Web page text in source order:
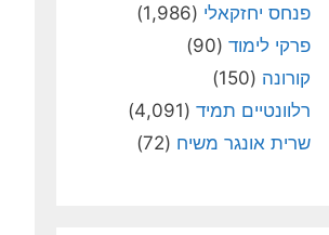
פנחס יחזקאלי (1,986)
פרקי לימוד (90)
קורונה (150)
רלוונטיים תמיד (4,091)
שרית אונגר משיח (72)